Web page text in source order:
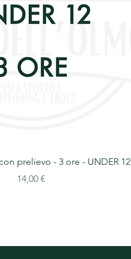
prelievo - 3 ore - UNDER 12
Prezzo
14,00 €